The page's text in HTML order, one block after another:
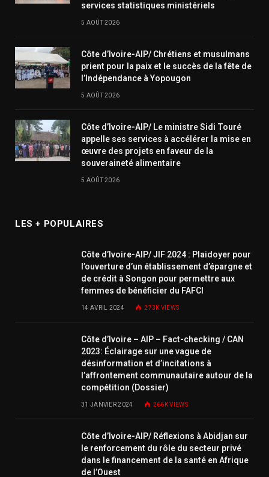
services statistiques ministériels
5 AOÛT 2026
Côte d’Ivoire-AIP/ Chrétiens et musulmans
prient pour la paix et le succès de la fête de
l’Indépendance à Yopougon
5 AOÛT 2026
Côte d’Ivoire-AIP/ Le ministre Sidi Touré
appelle ses services à accélérer la mise en
œuvre des projets en faveur de la
souveraineté alimentaire
5 AOÛT 2026
LES + POPULAIRES
Côte d’Ivoire-AIP/ JIF 2024 : Plaidoyer pour
l’ouverture d’un établissement d’épargne et
de crédit à Songon pour permettre aux
femmes de bénéficier du FAFCI
14 AVRIL 2024 273KVIEWS
Côte d’Ivoire – AIP – Fact-checking / CAN
2023: Éclairage sur une vague de
désinformation et d’incitations à
l’affrontement communautaire autour de la
compétition (Dossier)
31 JANVIER 2024 266KVIEWS
Côte d’Ivoire-AIP/ Réflexions à Abidjan sur
le renforcement du rôle du secteur privé
dans le financement de la santé en Afrique
de l’Ouest